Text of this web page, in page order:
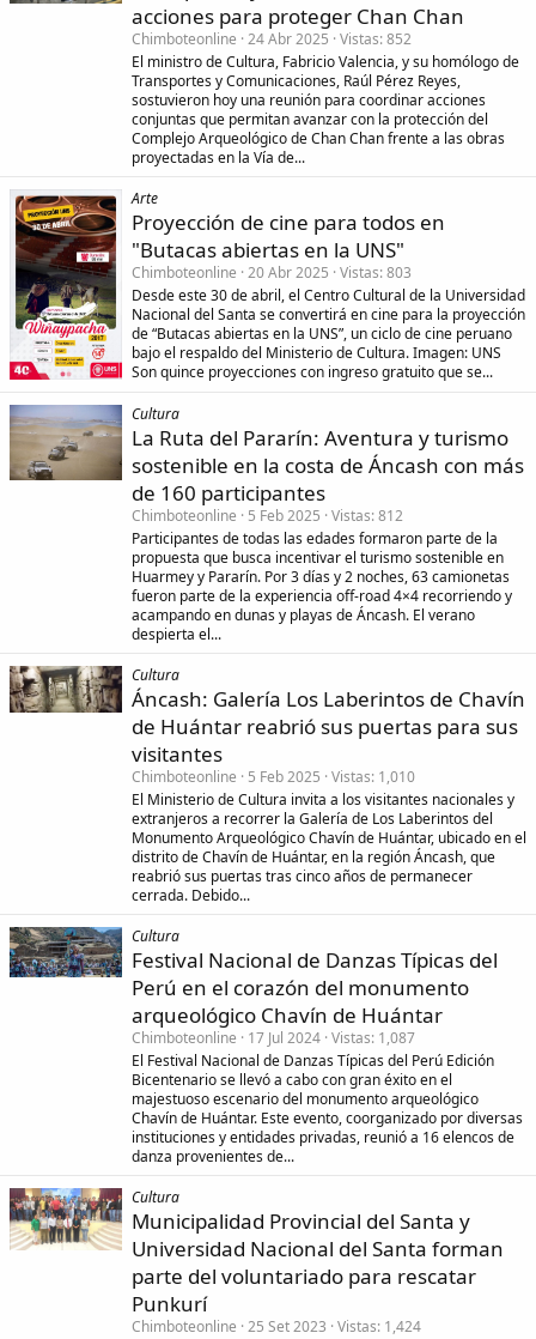
acciones para proteger Chan Chan
Chimboteonline 24 Abr 2025 Vistas 852
El ministro de Cultura, Fabricio Valencia, y su homólogo de
Transportes y Comunicaciones, Raúl Pérez Reyes,
sostuvieron hoy una reunión para coordinar acciones
conjuntas que permitan avanzar con la protección del
Complejo Arqueológico de Chan Chan frente a las obras
proyectadas en la Vía de...
Arte
Proyección de cine para todos en
"Butacas abiertas en la UNS"
Chimboteonline 20 Abr 2025 Vistas 803
Desde este 30 de abril, el Centro Cultural de la Universidad
Nacional del Santa se convertirá en cine para la proyección
de “Butacas abiertas en la UNS”, un ciclo de cine peruano
bajo el respaldo del Ministerio de Cultura. Imagen: UNS
Son quince proyecciones con ingreso gratuito que se...
Cultura
La Ruta del Pararín: Aventura y turismo
sostenible en la costa de Áncash con más
de 160 participantes
Chimboteonline 5 Feb 2025 Vistas 812
Participantes de todas las edades formaron parte de la
propuesta que busca incentivar el turismo sostenible en
Huarmey y Pararín. Por 3 días y 2 noches, 63 camionetas
fueron parte de la experiencia off-road 4×4 recorriendo y
acampando en dunas y playas de Áncash. El verano
despierta el...
Cultura
Áncash: Galería Los Laberintos de Chavín
de Huántar reabrió sus puertas para sus
visitantes
Chimboteonline 5 Feb 2025 Vistas 1,010
El Ministerio de Cultura invita a los visitantes nacionales y
extranjeros a recorrer la Galería de Los Laberintos del
Monumento Arqueológico Chavín de Huántar, ubicado en el
distrito de Chavín de Huántar, en la región Áncash, que
reabrió sus puertas tras cinco años de permanecer
cerrada. Debido...
Cultura
Festival Nacional de Danzas Típicas del
Perú en el corazón del monumento
arqueológico Chavín de Huántar
Chimboteonline 17 Jul 2024 Vistas 1,087
El Festival Nacional de Danzas Típicas del Perú Edición
Bicentenario se llevó a cabo con gran éxito en el
majestuoso escenario del monumento arqueológico
Chavín de Huántar. Este evento, coorganizado por diversas
instituciones y entidades privadas, reunió a 16 elencos de
danza provenientes de...
Cultura
Municipalidad Provincial del Santa y
Universidad Nacional del Santa forman
parte del voluntariado para rescatar
Punkurí
Chimboteonline 25 Set 2023 Vistas 1,424